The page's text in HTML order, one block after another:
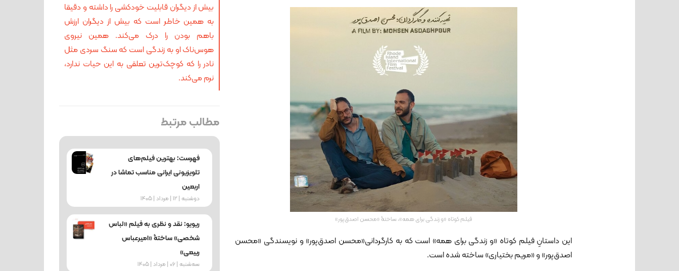
فیلم کوتاه «و زندگی برای همه»، ساختۀ «محسن اصدق‌پور»
این داستانِ فیلم کوتاه «و زندگی برای همه» است که به کارگردانی«محسن اصدق‌پور» و نویسندگی «محسن
اصدق‌پور» و «مریم بختیاری» ساخته شده است.
بیش از دیگران قابلیت خودکشی را داشته و دقیقا
به همین خاطر است که بیش از دیگران ارزش
باهم بودن را درک می‌کند. همین نیروی
هوس‌ناک او به زندگی است که سنگ سردی مثل
نادر را که کوچک‌ترین تعلقی به این حیات ندارد،
نرم می‌کند.
مطالب مرتبط
فهرست: بهترین فیلم‌های
تلویزیونی ایرانی مناسب تماشا در
اربعین
دوشنبه | 12 | مرداد | 1405
ریویو: نقد و نظری به فیلم «لباس
شخصی» ساختۀ «امیرعباس
ربیعی»
ﺳﻪشنبه | 06 | مرداد | 1405